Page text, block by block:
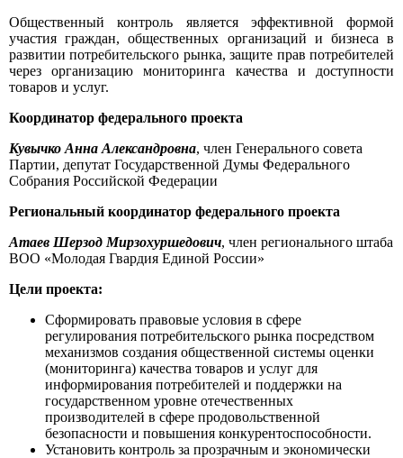
Общественный контроль является эффективной формой
участия граждан, общественных организаций и бизнеса в
развитии потребительского рынка, защите прав потребителей
через организацию мониторинга качества и доступности
товаров и услуг.
Координатор федерального проекта
Кувычко Анна Александровна, член Генерального совета
Партии, депутат Государственной Думы Федерального
Собрания Российской Федерации
Региональный координатор федерального проекта
Атаев Шерзод Мирзохуршедович, член регионального штаба
ВОО «Молодая Гвардия Единой России»
Цели проекта:
Сформировать правовые условия в сфере
регулирования потребительского рынка посредством
механизмов создания общественной системы оценки
(мониторинга) качества товаров и услуг для
информирования потребителей и поддержки на
государственном уровне отечественных
производителей в сфере продовольственной
безопасности и повышения конкурентоспособности.
Установить контроль за прозрачным и экономически